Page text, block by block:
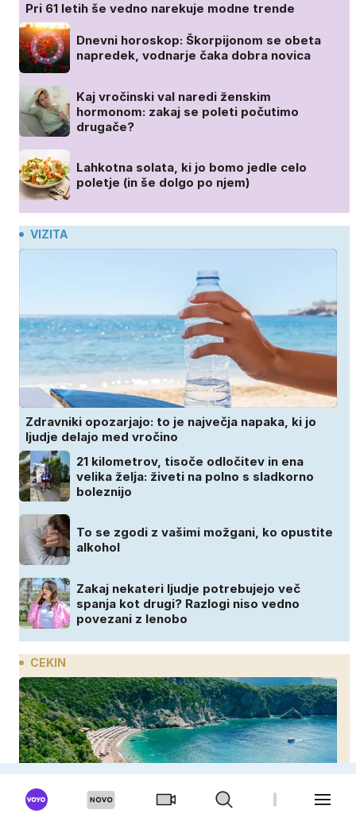
Pri 61 letih še vedno narekuje modne trende
Dnevni horoskop: Škorpijonom se obeta
napredek, vodnarje čaka dobra novica
Kaj vročinski val naredi ženskim
hormonom: zakaj se poleti počutimo
drugače?
Lahkotna solata, ki jo bomo jedle celo
poletje (in še dolgo po njem)
VIZITA
Zdravniki opozarjajo: to je največja napaka, ki jo
ljudje delajo med vročino
21 kilometrov, tisoče odločitev in ena
velika želja: živeti na polno s sladkorno
boleznijo
To se zgodi z vašimi možgani, ko opustite
alkohol
Zakaj nekateri ljudje potrebujejo več
spanja kot drugi? Razlogi niso vedno
povezani z lenobo
CEKIN